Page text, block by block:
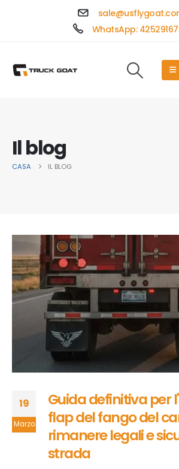
WhatsApp:
Il blog
CASA IL BLOG
19
Marzo
Guida definitiva per
flap del fango del
rimanere legali e
strada